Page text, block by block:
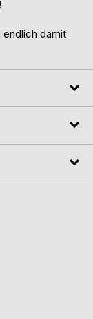
endlich damit